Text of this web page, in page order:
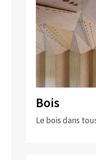
Bois
Le bois dans